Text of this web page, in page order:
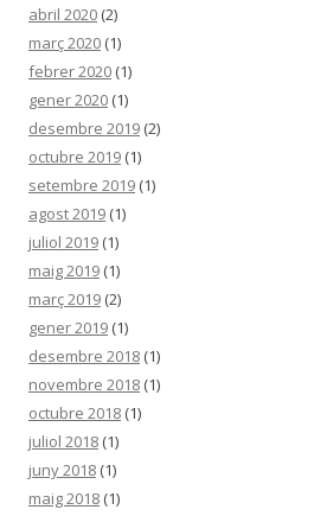
abril 2020 (2)
març 2020 (1)
febrer 2020 (1)
gener 2020 (1)
desembre 2019 (2)
octubre 2019 (1)
setembre 2019 (1)
agost 2019 (1)
juliol 2019 (1)
maig 2019 (1)
març 2019 (2)
gener 2019 (1)
desembre 2018 (1)
novembre 2018 (1)
octubre 2018 (1)
juliol 2018 (1)
juny 2018 (1)
maig 2018 (1)